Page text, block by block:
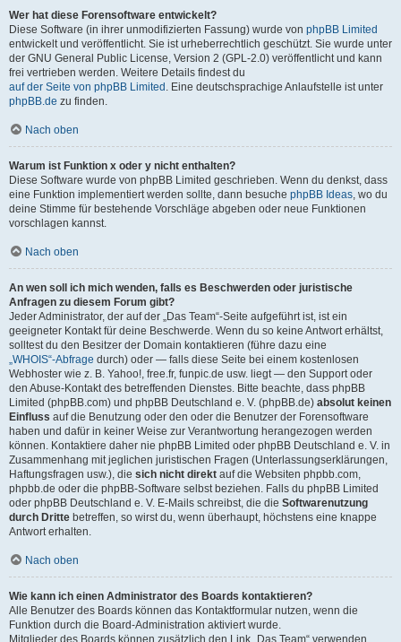
Wer hat diese Forensoftware entwickelt?
Diese Software (in ihrer unmodifizierten Fassung) wurde von phpBB Limited
entwickelt und veröffentlicht. Sie ist urheberrechtlich geschützt. Sie wurde unter
der GNU General Public License, Version 2 (GPL-2.0) veröffentlicht und kann
frei vertrieben werden. Weitere Details findest du
auf der Seite von phpBB Limited . Eine deutschsprachige Anlaufstelle ist unter
phpBB.de zu finden.
Nach oben
Warum ist Funktion x oder y nicht enthalten?
Diese Software wurde von phpBB Limited geschrieben. Wenn du denkst, dass
eine Funktion implementiert werden sollte, dann besuche phpBB Ideas, wo du
deine Stimme für bestehende Vorschläge abgeben oder neue Funktionen
vorschlagen kannst.
Nach oben
An wen soll ich mich wenden, falls es Beschwerden oder juristische
Anfragen zu diesem Forum gibt?
Jeder Administrator, der auf der „Das Team“-Seite aufgeführt ist, ist ein
geeigneter Kontakt für deine Beschwerde. Wenn du so keine Antwort erhältst,
solltest du den Besitzer der Domain kontaktieren (führe dazu eine
„WHOIS“-Abfrage durch) oder — falls diese Seite bei einem kostenlosen
Webhoster wie z. B. Yahoo!, free.fr, funpic.de usw. liegt — den Support oder
den Abuse-Kontakt des betreffenden Dienstes. Bitte beachte, dass phpBB
Limited (phpBB.com) und phpBB Deutschland e. V. (phpBB.de) absolut keinen
Einfluss auf die Benutzung oder den oder die Benutzer der Forensoftware
haben und dafür in keiner Weise zur Verantwortung herangezogen werden
können. Kontaktiere daher nie phpBB Limited oder phpBB Deutschland e. V. in
Zusammenhang mit jeglichen juristischen Fragen (Unterlassungserklärungen,
Haftungsfragen usw.), die sich nicht direkt auf die Websiten phpbb.com,
phpbb.de oder die phpBB-Software selbst beziehen. Falls du phpBB Limited
oder phpBB Deutschland e. V. E-Mails schreibst, die die Softwarenutzung
durch Dritte betreffen, so wirst du, wenn überhaupt, höchstens eine knappe
Antwort erhalten.
Nach oben
Wie kann ich einen Administrator des Boards kontaktieren?
Alle Benutzer des Boards können das Kontaktformular nutzen, wenn die
Funktion durch die Board-Administration aktiviert wurde.
Mitglieder des Boards können zusätzlich den Link „Das Team“ verwenden.